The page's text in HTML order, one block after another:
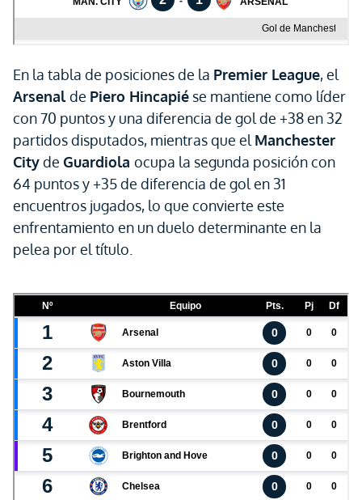
En la tabla de posiciones de la Premier League, el
Arsenalde Piero Hincapié se mantiene como líder
con 70 puntos y una diferencia de gol de +38 en 32
partidos disputados, mientras que el Manchester
Cityde Guardiola ocupa la segunda posición con
64 puntos y +35 de diferencia de gol en 31
encuentros jugados, lo que convierte este
enfrentamiento en un duelo determinante en la
pelea por el título.